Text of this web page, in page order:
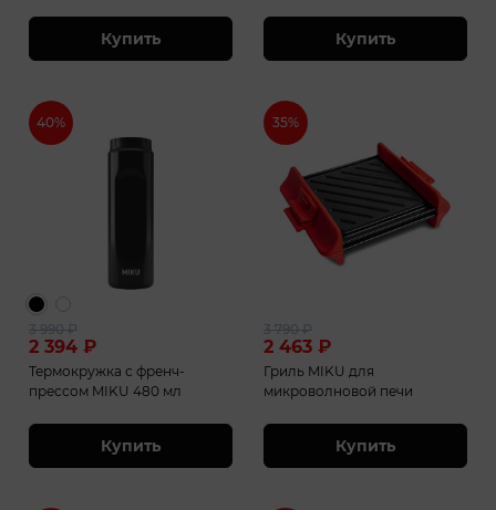
Купить Купить
40%
2 394 ₽
3 990₽
Термокружка с френч-
прессом MIKU 480 мл
Купить
35%
2 463 ₽
3 790₽
Гриль MIKU для
микроволновой печи
Купить